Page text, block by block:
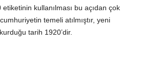
kullanılması bu açıdan çok
temeli atılmıştır, yeni
tarih 1920’dir.